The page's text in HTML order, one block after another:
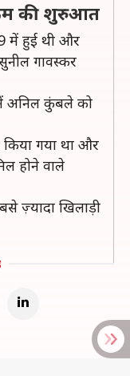
की शुरुआत
में हुई थी और
गावस्कर
अनिल कुंबले को
किया गया था और
होने वाले
ज़्यादा खिलाड़ी